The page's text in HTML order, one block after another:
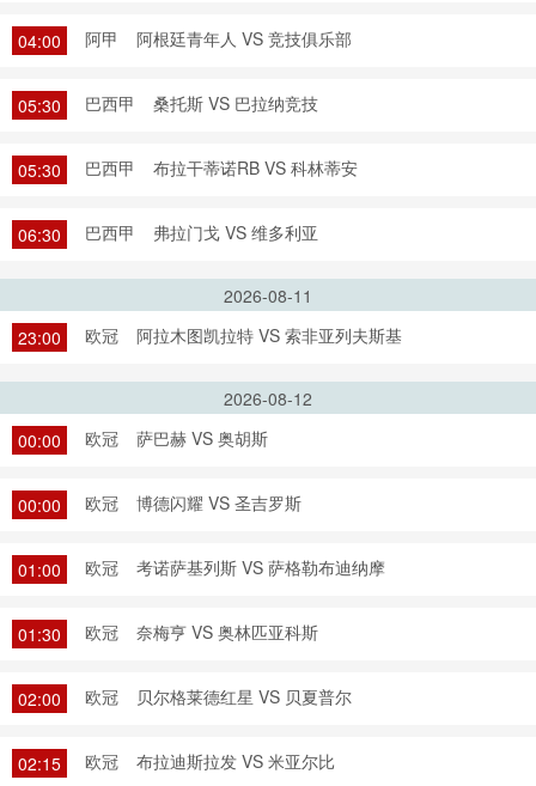
04:00 阿甲 阿根廷青年人 VS 竞技俱乐部
05:30 巴西甲 桑托斯 VS 巴拉纳竞技
05:30 巴西甲 布拉干蒂诺RB VS 科林蒂安
06:30 巴西甲 弗拉门戈 VS 维多利亚
2026-08-11
23:00
欧冠 阿拉木图凯拉特 VS 索非亚列夫斯基
2026-08-12
00:00
欧冠 萨巴赫 VS 奥胡斯
00:00 欧冠 博德闪耀 VS 圣吉罗斯
01:00 欧冠 考诺萨基列斯 VS 萨格勒布迪纳摩
01:30 欧冠 奈梅亨 VS 奥林匹亚科斯
02:00 欧冠 贝尔格莱德红星 VS 贝夏普尔
02:15 欧冠 布拉迪斯拉发 VS 米亚尔比